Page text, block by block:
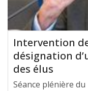
Intervention
désignation
des élus
Séance plénière